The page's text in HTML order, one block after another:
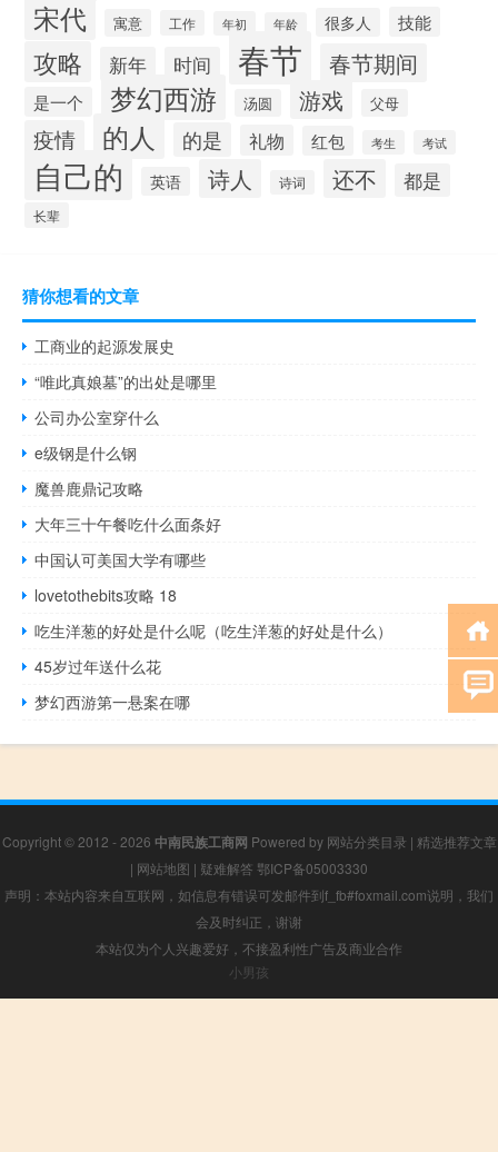
宋代 寓意 工作 年初 年龄 很多人 技能
攻略 新年 时间 春节 春节期间
是一个 梦幻西游 汤圆 游戏 父母
疫情 的人 的是 礼物 红包 考生 考试
自己的 英语 诗人 诗词 还不 都是
长辈
猜你想看的文章
工商业的起源发展史
“唯此真娘墓”的出处是哪里
公司办公室穿什么
e级钢是什么钢
魔兽鹿鼎记攻略
大年三十午餐吃什么面条好
中国认可美国大学有哪些
lovetothebits攻略 18
吃生洋葱的好处是什么呢（吃生洋葱的好处是什么）
45岁过年送什么花
梦幻西游第一悬案在哪
Copyright © 2012 - 2026 中南民族工商网 Powered by 网站分类目录 | 精选推荐文章
| 网站地图 | 疑难解答 鄂ICP备05003330
声明：本站内容来自互联网，如信息有错误可发邮件到f_fb#foxmail.com说明，我们
会及时纠正，谢谢
本站仅为个人兴趣爱好，不接盈利性广告及商业合作
小男孩